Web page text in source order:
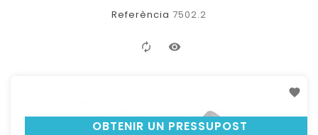
Referència 7502.2
OBTENIR UN PRESSUPOST